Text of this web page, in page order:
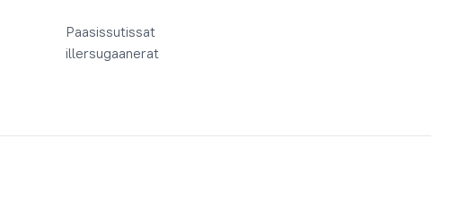
Paasissutissat
illersugaanerat